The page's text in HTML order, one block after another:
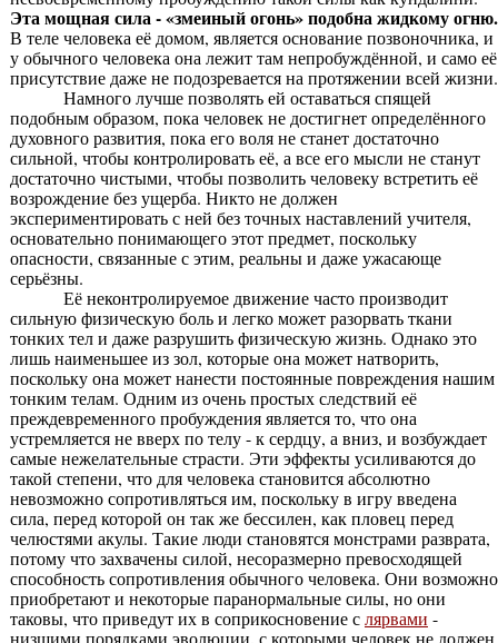
Эта мощная сила - «змеиный огонь» подобна жидкому огню.
В теле человека её домом, является основание позвоночника, и
у обычного человека она лежит там непробуждённой, и само её
присутствие даже не подозревается на протяжении всей жизни.
Намного лучше позволять ей оставаться спящей
подобным образом, пока человек не достигнет определённого
духовного развития, пока его воля не станет достаточно
сильной, чтобы контролировать её, а все его мысли не станут
достаточно чистыми, чтобы позволить человеку встретить её
возрождение без ущерба. Никто не должен
экспериментировать с ней без точных наставлений учителя,
основательно понимающего этот предмет, поскольку
опасности, связанные с этим, реальны и даже ужасающе
серьёзны.
Её неконтролируемое движение часто производит
сильную физическую боль и легко может разорвать ткани
тонких тел и даже разрушить физическую жизнь. Однако это
лишь наименьшее из зол, которые она может натворить,
поскольку она может нанести постоянные повреждения нашим
тонким телам. Одним из очень простых следствий её
преждевременного пробуждения является то, что она
устремляется не вверх по телу - к сердцу, а вниз, и возбуждает
самые нежелательные страсти. Эти эффекты усиливаются до
такой степени, что для человека становится абсолютно
невозможно сопротивляться им, поскольку в игру введена
сила, перед которой он так же бессилен, как пловец перед
челюстями акулы. Такие люди становятся монстрами разврата,
потому что захвачены силой, несоразмерно превосходящей
способность сопротивления обычного человека. Они возможно
приобретают и некоторые паранормальные силы, но они
таковы, что приведут их в соприкосновение слярвами -
низшими порядками эволюции, с которыми человек не должен